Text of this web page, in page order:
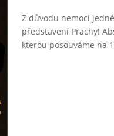
Z důvodu nemoci
představení Prachy!
kterou posouváme na